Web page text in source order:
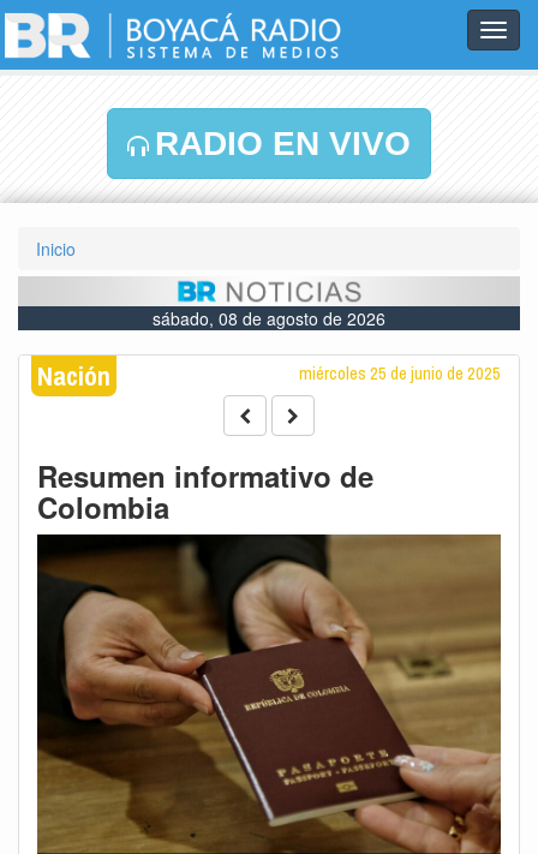
RADIO EN VIVO
Inicio
sábado, 08 de agosto de 2026
Nación miércoles 25 de junio de 2025
Resumen informativo de
Colombia